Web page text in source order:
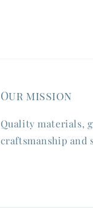
Our mission
Quality materials,
craftsmanship and